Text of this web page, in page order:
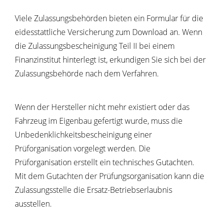
Viele Zulassungsbehörden bieten ein Formular für die
eidesstattliche Versicherung zum Download an. Wenn
die Zulassungsbescheinigung Teil II bei einem
Finanzinstitut hinterlegt ist, erkundigen Sie sich bei der
Zulassungsbehörde nach dem Verfahren.
Wenn der Hersteller nicht mehr existiert oder das
Fahrzeug im Eigenbau gefertigt wurde, muss die
Unbedenklichkeitsbescheinigung einer
Prüforganisation vorgelegt werden. Die
Prüforganisation erstellt ein technisches Gutachten.
Mit dem Gutachten der Prüfungsorganisation kann die
Zulassungsstelle die Ersatz-Betriebserlaubnis
ausstellen.